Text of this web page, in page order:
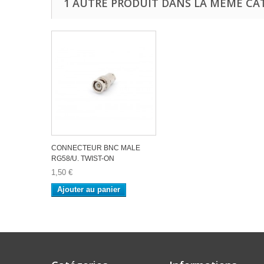
1 AUTRE PRODUIT DANS LA MÊME
CONNECTEUR BNC MALE
RG58/U. TWIST-ON
1,50 €
Ajouter au panier